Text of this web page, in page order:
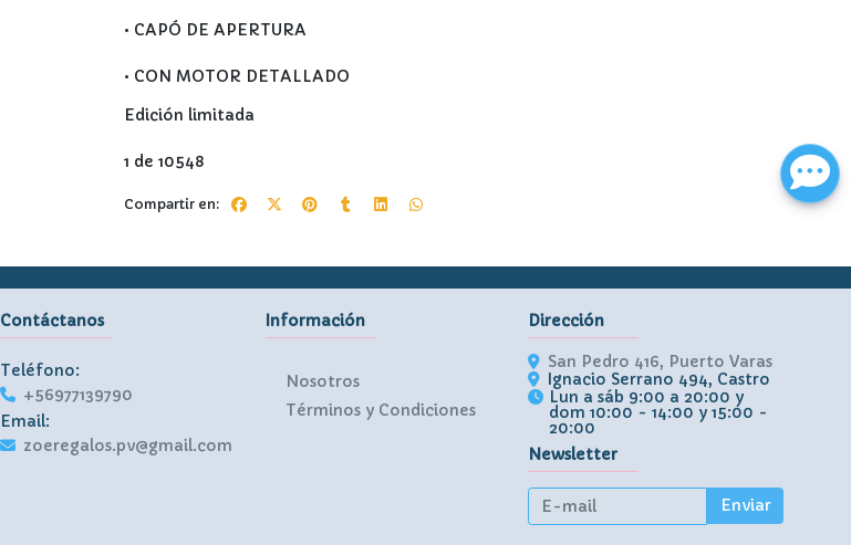
• CAPÓ DE APERTURA
• CON MOTOR DETALLADO
Edición limitada
1 de 10548
Compartir en:
Contáctanos
Teléfono:
+56977139790
Email:
zoeregalos.pv@gmail.com
Información
Nosotros
Términos y Condiciones
Dirección
San Pedro 416, Puerto Varas
Ignacio Serrano 494, Castro
Lun a sáb 9:00 a 20:00 y
dom 10:00 - 14:00 y 15:00 -
20:00
Newsletter
Enviar